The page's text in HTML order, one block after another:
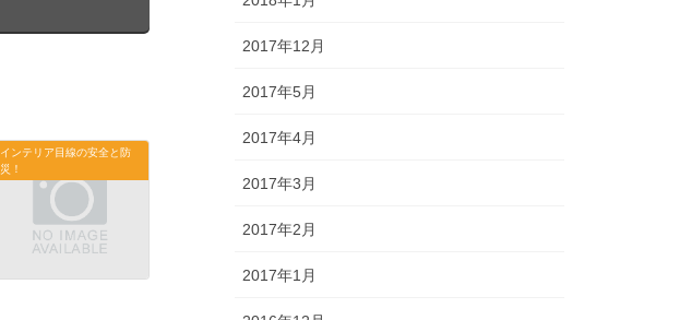
インテリア目線の安全と防
災！
2017年12月
2017年5月
2017年4月
2017年3月
2017年2月
2017年1月